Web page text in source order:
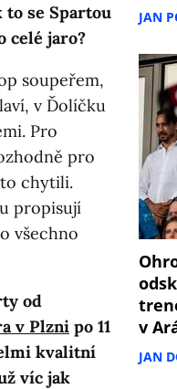
to se Spartou
celé jaro?
soupeřem,
v Ďolíčku
Pro
pro
chytili.
propisují
všechno
od
v Plzni po 11
kvalitní
víc jak
JAN
v
JAN